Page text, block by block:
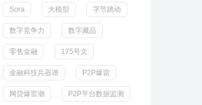
Sora 大模型 字节跳动
数字竞争力 数字藏品
零售金融 175号文
金融科技兵器谱 P2P爆雷
网贷爆雷潮 P2P平台数据监测